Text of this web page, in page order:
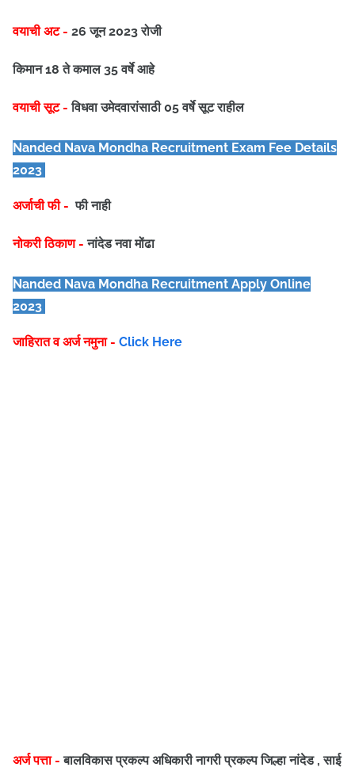
वयाची अट - 26 जून 2023 रोजी
किमान 18 ते कमाल 35 वर्षे आहे
वयाची सूट - विधवा उमेदवारांसाठी 05 वर्षे सूट राहील
Nanded Nava Mondha Recruitment Exam Fee Details
2023
अर्जाची फी - फी नाही
नोकरी ठिकाण - नांदेड नवा मोंढा
Nanded Nava Mondha Recruitment Apply Online
2023
जाहिरात व अर्ज नमुना - Click Here
अर्ज पत्ता - बालविकास प्रकल्प अधिकारी नागरी प्रकल्प जिल्हा नांदेड , साई